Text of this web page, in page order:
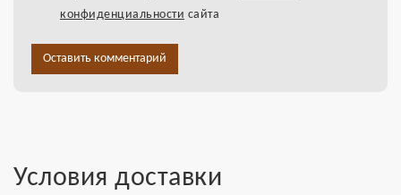
конфиденциальности сайта
Оставить комментарий
Условия доставки